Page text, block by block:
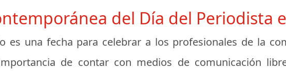
del Día del Periodista
es una fecha para celebrar a los profesionales de la
de contar con medios de comunicación